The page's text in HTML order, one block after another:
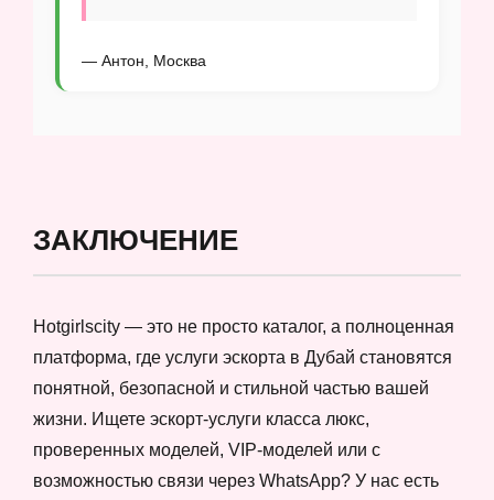
— Антон, Москва
ЗАКЛЮЧЕНИЕ
Hotgirlscity — это не просто каталог, а полноценная
платформа, где услуги эскорта в Дубай становятся
понятной, безопасной и стильной частью вашей
жизни. Ищете эскорт-услуги класса люкс,
проверенных моделей, VIP-моделей или с
возможностью связи через WhatsApp? У нас есть